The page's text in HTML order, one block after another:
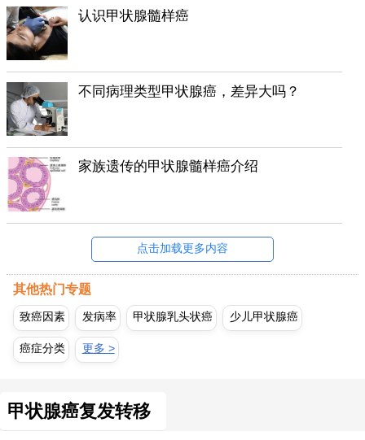
认识甲状腺髓样癌
不同病理类型甲状腺癌，差异大吗？
家族遗传的甲状腺髓样癌介绍
点击加载更多内容
其他热门专题
致癌因素 发病率 甲状腺乳头状癌 少儿甲状腺癌
癌症分类 更多 >
甲状腺癌复发转移